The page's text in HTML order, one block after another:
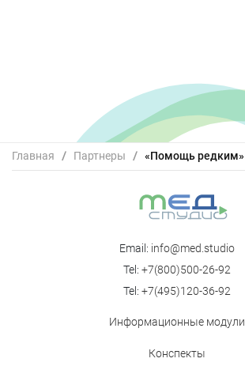
Главная / Партнеры / «Помощь редким»
Email: info@med.studio
Tel: +7(800)500-26-92
Tel: +7(495)120-36-92
Информационные модули
Конспекты